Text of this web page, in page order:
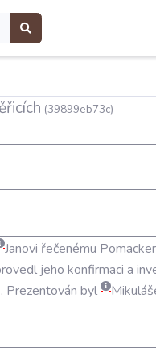
(39899eb73c)
Janovi řečenému Pomacker
jeho konfirmaci a
. Prezentován byl